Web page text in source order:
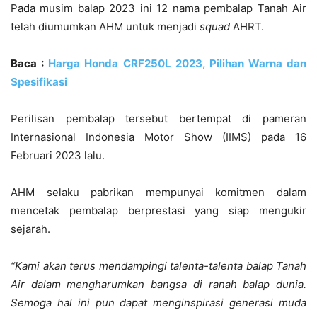
Pada musim balap 2023 ini 12 nama pembalap Tanah Air
telah diumumkan AHM untuk menjadi squad AHRT.
Baca : Harga Honda CRF250L 2023, Pilihan Warna dan
Spesifikasi
Perilisan pembalap tersebut bertempat di pameran
Internasional Indonesia Motor Show (IIMS) pada 16
Februari 2023 lalu.
AHM selaku pabrikan mempunyai komitmen dalam
mencetak pembalap berprestasi yang siap mengukir
sejarah.
“Kami akan terus mendampingi talenta-talenta balap Tanah
Air dalam mengharumkan bangsa di ranah balap dunia.
Semoga hal ini pun dapat menginspirasi generasi muda